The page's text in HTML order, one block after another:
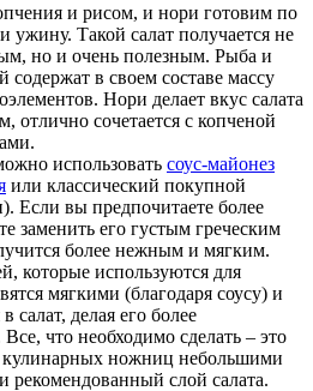
и рисом, и нори готовим по
ужину. Такой салат получается не
но и очень полезным. Рыба и
содержат в своем составе массу
Нори делает вкус салата
сочетается с копченой
использовать соус-майонез
или классический покупной
Если вы предпочитаете более
заменить его густым греческим
более нежным и мягким.
которые используются для
мягкими (благодаря соусу) и
делая его более
что необходимо сделать – это
ножниц небольшими
рекомендованный слой салата.